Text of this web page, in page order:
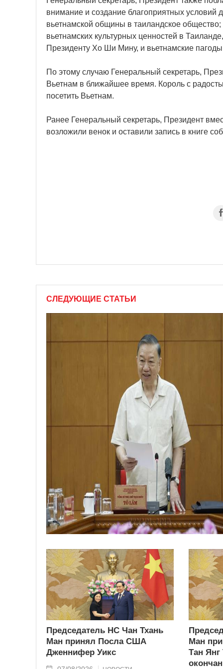
внимание и создание благоприятных условий
вьетнамской общины в таиландское
вьетнамских культурных ценностей в
Президенту Хо Ши Мину, и вьетнамские
По этому случаю Генеральный секретарь,
Вьетнам в ближайшее время. Король с
посетить Вьетнам.
Ранее Генеральный секретарь, Президент
возложили венок и оставили запись в книге
СЛЕДУЮЩИЕ СТАТЬИ
Председатель НС Чан Тхань
Ман принял Посла США
Дженнифер Уикс
Ман
Тан Янг